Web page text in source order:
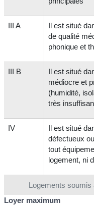
Logements soumis
III A
Il est situé
de qualité
phonique et
III B
Il est situé
médiocre et
(humidité,
très
IV
Il est situé
défectueux
tout
logement, ni
Loyer maximum